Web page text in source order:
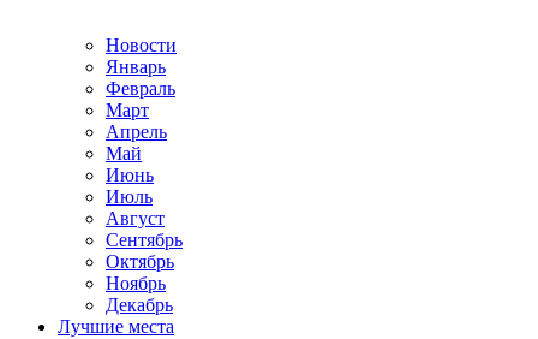
Новости
Январь
Февраль
Март
Апрель
Май
Июнь
Июль
Август
Сентябрь
Октябрь
Ноябрь
Декабрь
Лучшие места